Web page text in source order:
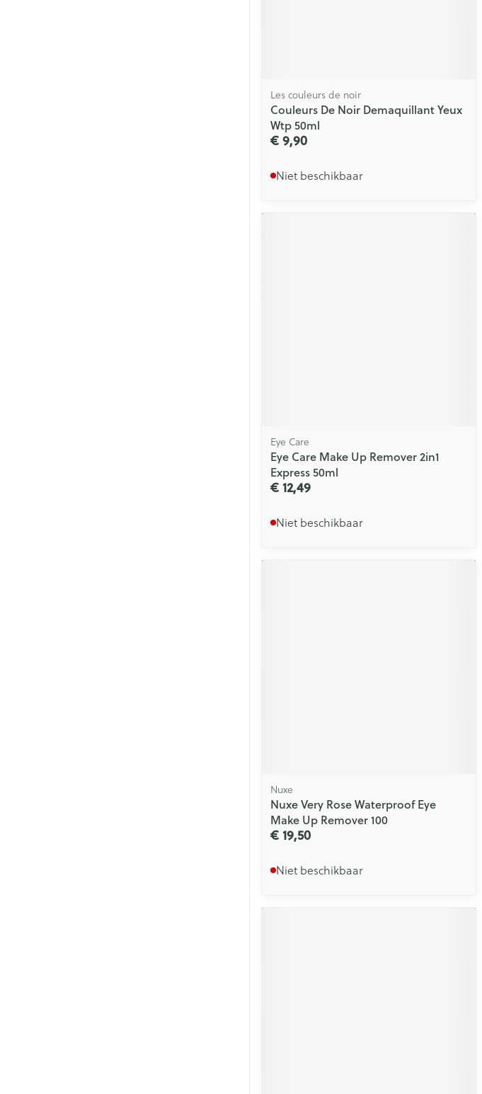
Les couleurs de noir
Couleurs De Noir Demaquillant Yeux
Wtp 50ml
€ 9,90
Niet beschikbaar
Eye Care
Eye Care Make Up Remover 2in1
Express 50ml
€ 12,49
Niet beschikbaar
Nuxe
Nuxe Very Rose Waterproof Eye
Make Up Remover 100
€ 19,50
Niet beschikbaar